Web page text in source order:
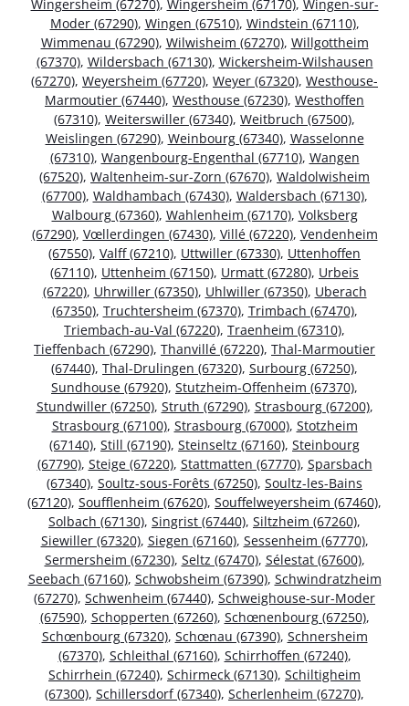
Wingersheim (67270), Wingersheim (67170), Wingen-sur-
Moder (67290), Wingen (67510), Windstein (67110),
Wimmenau (67290), Wilwisheim (67270), Willgottheim
(67370), Wildersbach (67130), Wickersheim-Wilshausen
(67270), Weyersheim (67720), Weyer (67320), Westhouse-
Marmoutier (67440), Westhouse (67230), Westhoffen
(67310), Weiterswiller (67340), Weitbruch (67500),
Weislingen (67290), Weinbourg (67340), Wasselonne
(67310), Wangenbourg-Engenthal (67710), Wangen
(67520), Waltenheim-sur-Zorn (67670), Waldolwisheim
(67700), Waldhambach (67430), Waldersbach (67130),
Walbourg (67360), Wahlenheim (67170), Volksberg
(67290), Vœllerdingen (67430), Villé (67220), Vendenheim
(67550), Valff (67210), Uttwiller (67330), Uttenhoffen
(67110), Uttenheim (67150), Urmatt (67280), Urbeis
(67220), Uhrwiller (67350), Uhlwiller (67350), Uberach
(67350), Truchtersheim (67370), Trimbach (67470),
Triembach-au-Val (67220), Traenheim (67310),
Tieffenbach (67290), Thanvillé (67220), Thal-Marmoutier
(67440), Thal-Drulingen (67320), Surbourg (67250),
Sundhouse (67920), Stutzheim-Offenheim (67370),
Stundwiller (67250), Struth (67290), Strasbourg (67200),
Strasbourg (67100), Strasbourg (67000), Stotzheim
(67140), Still (67190), Steinseltz (67160), Steinbourg
(67790), Steige (67220), Stattmatten (67770), Sparsbach
(67340), Soultz-sous-Forêts (67250), Soultz-les-Bains
(67120), Soufflenheim (67620), Souffelweyersheim (67460),
Solbach (67130), Singrist (67440), Siltzheim (67260),
Siewiller (67320), Siegen (67160), Sessenheim (67770),
Sermersheim (67230), Seltz (67470), Sélestat (67600),
Seebach (67160), Schwobsheim (67390), Schwindratzheim
(67270), Schwenheim (67440), Schweighouse-sur-Moder
(67590), Schopperten (67260), Schœnenbourg (67250),
Schœnbourg (67320), Schœnau (67390), Schnersheim
(67370), Schleithal (67160), Schirrhoffen (67240),
Schirrhein (67240), Schirmeck (67130), Schiltigheim
(67300), Schillersdorf (67340), Scherlenheim (67270),